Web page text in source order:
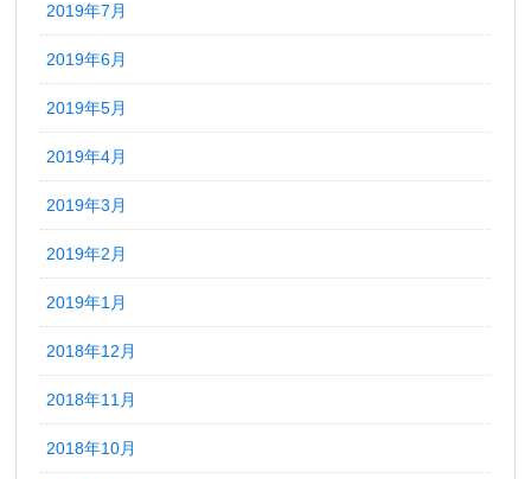
2019年7月
2019年6月
2019年5月
2019年4月
2019年3月
2019年2月
2019年1月
2018年12月
2018年11月
2018年10月